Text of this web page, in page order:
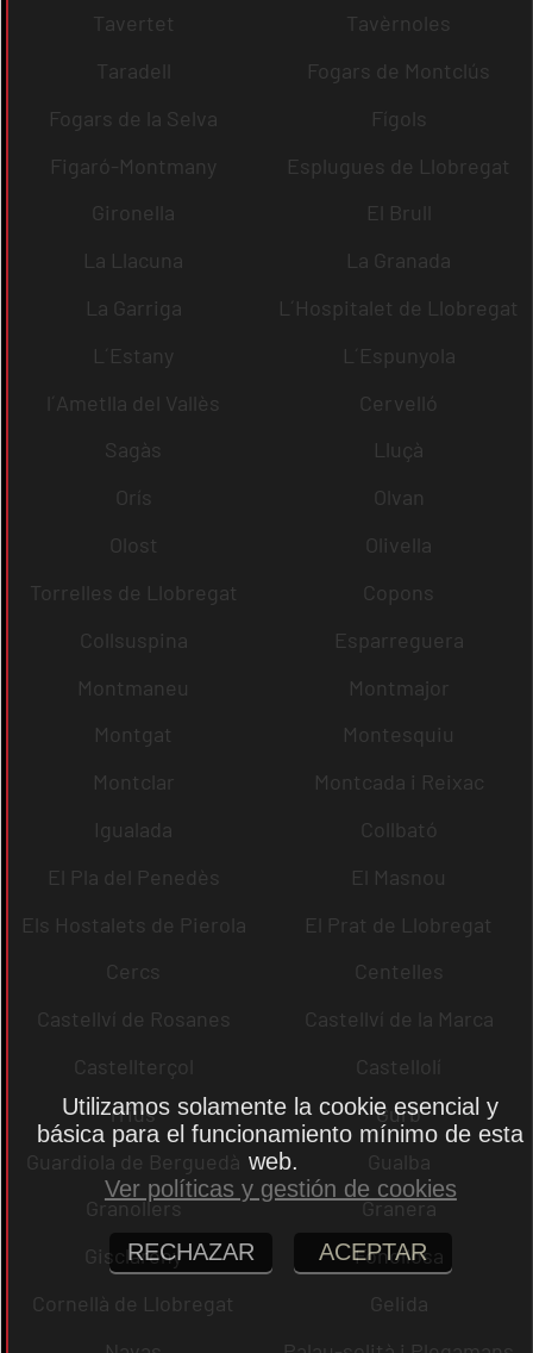
Tavertet
Tavèrnoles
Taradell
Fogars de Montclús
Fogars de la Selva
Fígols
Figaró-Montmany
Esplugues de Llobregat
Gironella
El Brull
La Llacuna
La Granada
La Garriga
L´Hospitalet de Llobregat
L´Estany
L´Espunyola
l´Ametlla del Vallès
Cervelló
Sagàs
Lluçà
Orís
Olvan
Olost
Olivella
Torrelles de Llobregat
Copons
Collsuspina
Esparreguera
Montmaneu
Montmajor
Montgat
Montesquiu
Montclar
Montcada i Reixac
Igualada
Collbató
El Pla del Penedès
El Masnou
Els Hostalets de Pierola
El Prat de Llobregat
Cercs
Centelles
Castellví de Rosanes
Castellví de la Marca
Castellterçol
Castellolí
rrius
Gurb
Guardiola de Berguedà
Gualba
Granollers
Granera
Gisclareny
Fonollosa
Cornellà de Llobregat
Gelida
Utilizamos solamente la cookie esencial y
básica para el funcionamiento mínimo de esta
web.
Ver políticas y gestión de cookies
RECHAZAR ACEPTAR